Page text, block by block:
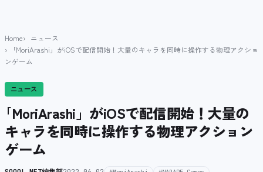
Home
ニュース
｢MoriArashi」がiOSで配信開始！大量のキャラを同時に操作する物理アクショ
ンゲーム
ニュース
｢MoriArashi」がiOSで配信開始！大量の
キャラを同時に操作する物理アクション
ゲーム